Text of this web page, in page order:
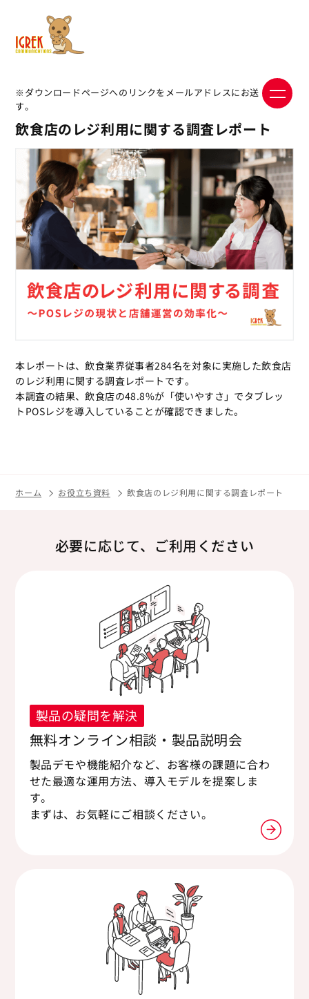
※ダウンロードページへのリンクをメールアドレスにお送りしま
す。
飲食店のレジ利用に関する調査レポート
本レポートは、飲食業界従事者284名を対象に実施した飲食店
のレジ利用に関する調査レポートです。
本調査の結果、飲食店の48.8%が「使いやすさ」でタブレッ
トPOSレジを導入していることが確認できました。
ホーム お役立ち資料 飲食店のレジ利用に関する調査レポート
必要に応じて、ご利用ください
製品の疑問を解決
無料オンライン相談・製品説明会
製品デモや機能紹介など、お客様の課題に合わ
せた最適な運用方法、導入モデルを提案しま
す。
まずは、お気軽にご相談ください。